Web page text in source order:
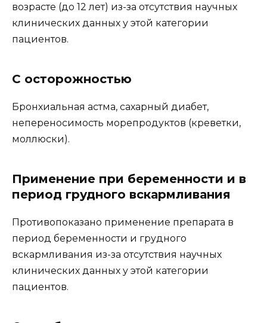
возрасте (до 12 лет) из-за отсутствия научных
клинических данных у этой категории
пациентов.
С осторожностью
Бронхиальная астма, сахарный диабет,
непереносимость морепродуктов (креветки,
моллюски).
Применение при беременности и в
период грудного вскармливания
Противопоказано применение препарата в
период беременности и грудного
вскармливания из-за отсутствия научных
клинических данных у этой категории
пациентов.